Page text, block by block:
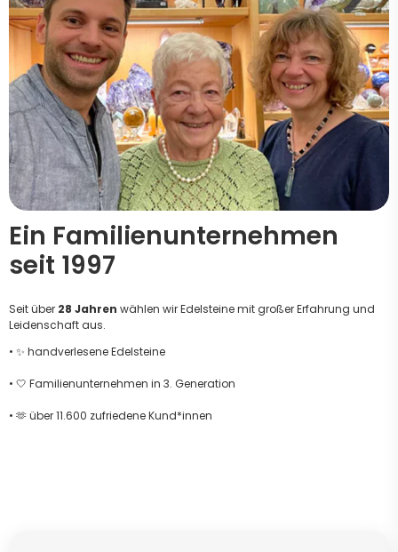
Ein Familienunternehmen
seit 1997
Seit über 28 Jahren wählen wir Edelsteine mit großer Erfahrung und
Leidenschaft aus.
• ✨ handverlesene Edelsteine
• 🤍 Familienunternehmen in 3. Generation
• 🫶 über 11.600 zufriedene Kund*innen